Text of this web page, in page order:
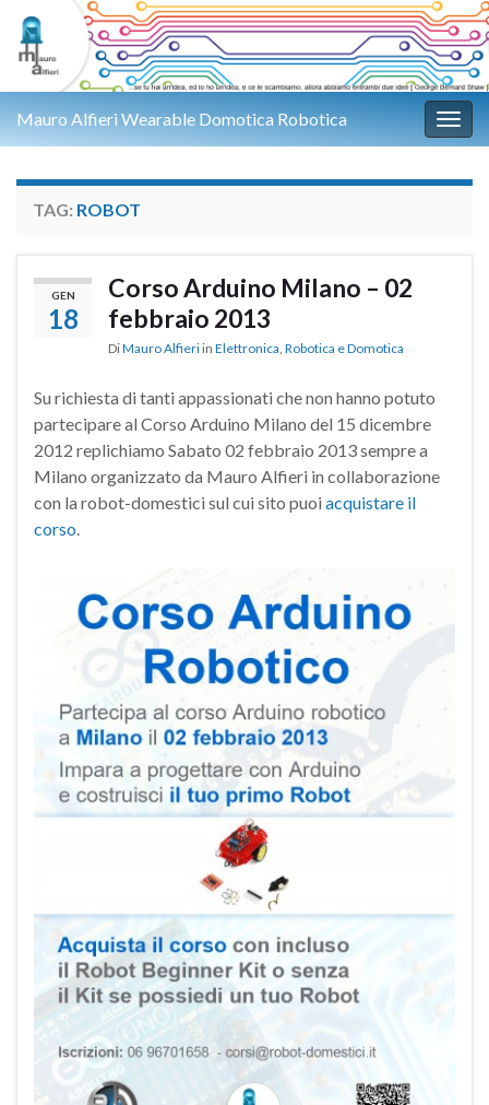
Mauro Alfieri Wearable Domotica Robotica
TAG: ROBOT
GEN
18
Corso Arduino Milano – 02
febbraio 2013
DiMauro Alfieri in Elettronica, Robotica e Domotica
Su richiesta di tanti appassionati che non hanno potuto
partecipare al Corso Arduino Milano del 15 dicembre
2012 replichiamo Sabato 02 febbraio 2013 sempre a
Milano organizzato da Mauro Alfieri in collaborazione
con la robot-domestici sul cui sito puoi acquistare il
corso.